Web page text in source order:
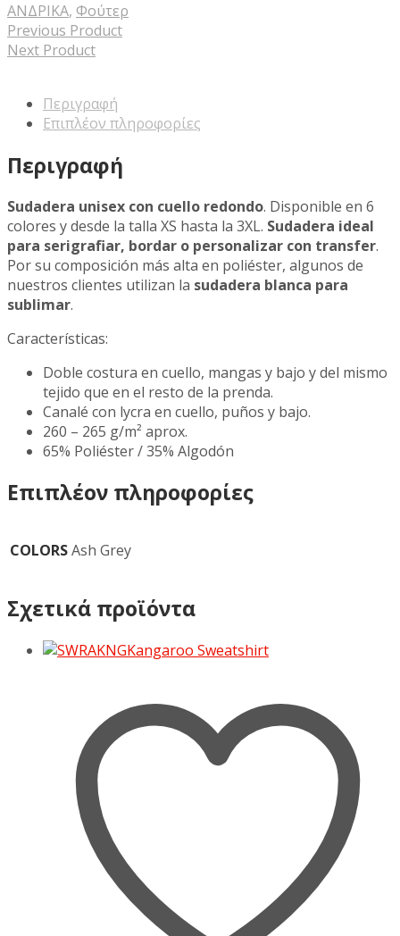
ΑΝΔΡΙΚΑ, Φούτερ
Previous Product
Next Product
Περιγραφή
Επιπλέον πληροφορίες
Περιγραφή
Sudadera unisex con cuello redondo. Disponible en 6
colores y desde la talla XS hasta la 3XL. Sudadera ideal
para serigrafiar, bordar o personalizar con transfer.
Por su composición más alta en poliéster, algunos de
nuestros clientes utilizan la sudadera blanca para
sublimar.
Características:
Doble costura en cuello, mangas y bajo y del mismo
tejido que en el resto de la prenda.
Canalé con lycra en cuello, puños y bajo.
260 – 265 g/m² aprox.
65% Poliéster / 35% Algodón
Επιπλέον πληροφορίες
COLORSAsh Grey
Σχετικά προϊόντα